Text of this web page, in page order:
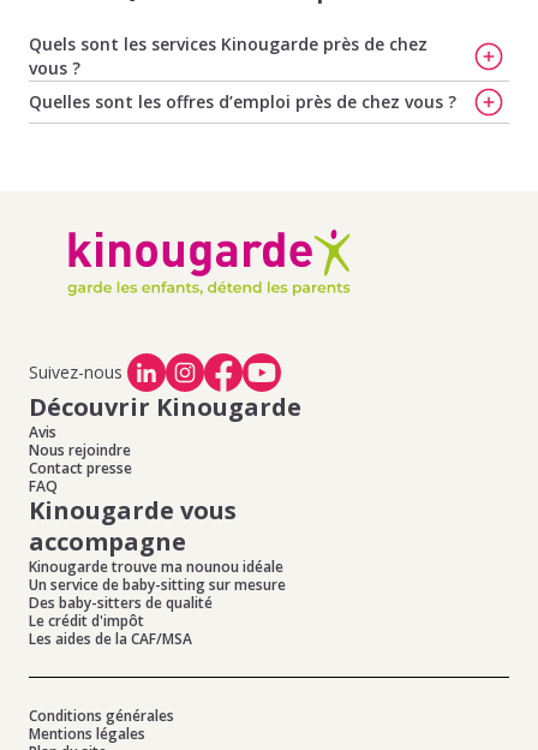
Quels sont les services Kinougarde près de chez
vous ?
Trouvez votre baby-sitter à Massy
Faites garder vos
enfants à Massy
Votre nounou à Massy en toute
Quelles sont les offres d’emploi près de chez vous ?
de baby-sitting à Juvisy Sur Orge
Offres d'emploi de baby-sitting à Villemoisson Sur Orge
Offres d'emploi de baby-sitting à St Michel Sur Orge
Offres d'emploi de baby-sitting à Morsang Sur Orge
d'emploi de baby-sitting à Villiers Sur Orge
Suivez-nous
Découvrir Kinougarde
Avis
Nous rejoindre
Contact presse
FAQ
Kinougarde vous
accompagne
Kinougarde trouve ma nounou idéale
Un service de baby-sitting sur mesure
Des baby-sitters de qualité
Le crédit d'impôt
Les aides de la CAF/MSA
Conditions générales
Mentions légales